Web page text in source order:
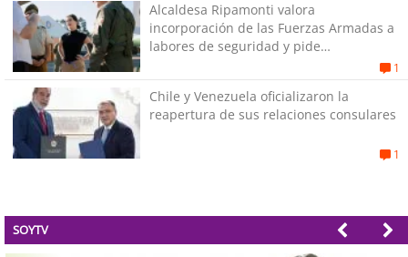
Alcaldesa Ripamonti valora
incorporación de las Fuerzas Armadas a
labores de seguridad y pide
1
Chile y Venezuela oficializaron la
reapertura de sus relaciones consulares
1
SOYTV